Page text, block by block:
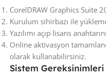
CorelDRAW Graphics Suite
Kurulum sihirbazı ile
Yazılımı açıp lisans
Online aktivasyon
olarak kullanabilirsiniz.
Sistem Gereksinimleri